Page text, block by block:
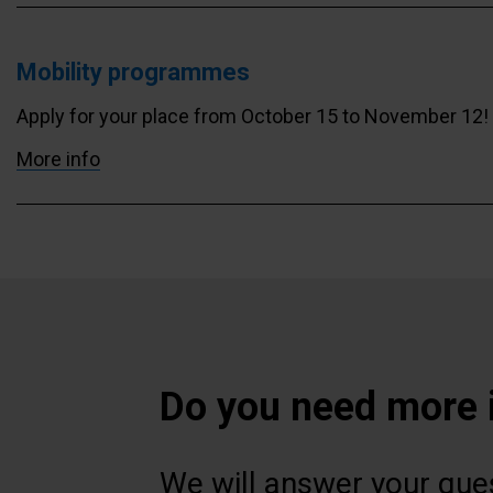
Mobility programmes
Apply for your place from October 15 to November 12!
More info
Do you need
We will answer your